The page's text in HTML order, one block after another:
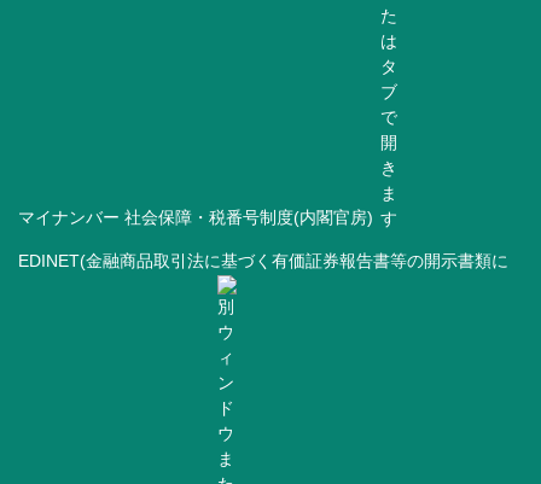
マイナンバー 社会保障・税番号制度(内閣官房)
EDINET(金融商品取引法に基づく有価証券報告書等の開示書類に